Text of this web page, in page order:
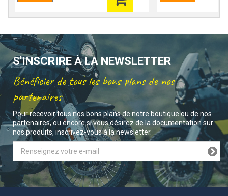
S'INSCRIRE À LA NEWSLETTER
Bénéficier de tous les bons plans de nos
partenaires
Pour recevoir tous nos bons plans de notre boutique ou de nos
partenaires, ou encore si vous désirez de la documentation sur
nos produits, inscrivez-vous à la newsletter.